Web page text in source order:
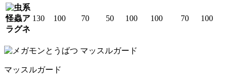
怪蟲ア
ラグネ
130 100 70 50 100 100 70 100
マッスルガード